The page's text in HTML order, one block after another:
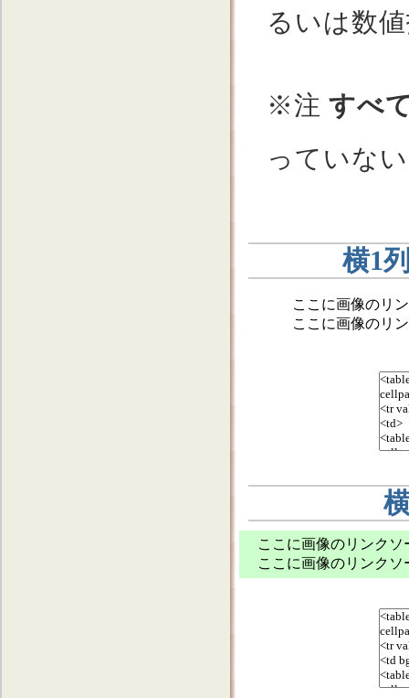
るいは数
※注 すべ
っていな
横1
ここに画像のリ
ここに画像のリ
ここに画像のリンクソ
ここに画像のリンクソ